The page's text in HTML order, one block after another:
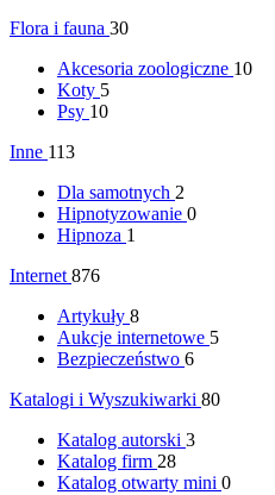
Flora i fauna 30
Akcesoria zoologiczne 10
Koty 5
Psy 10
Inne 113
Dla samotnych 2
Hipnotyzowanie 0
Hipnoza 1
Internet 876
Artykuły 8
Aukcje internetowe 5
Bezpieczeństwo 6
Katalogi i Wyszukiwarki 80
Katalog autorski 3
Katalog firm 28
Katalog otwarty mini 0